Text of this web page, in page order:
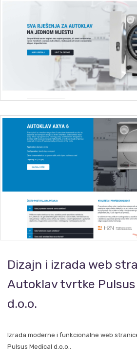
Dizajn i izrada web
Autoklav tvrtke Pulsus
d.o.o.
Izrada moderne i funkcionalne web
Pulsus Medical d.o.o..